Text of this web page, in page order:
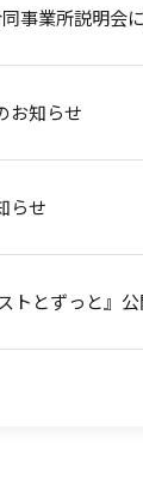
事業所説明会
お知らせ
らせ
トとずっと』